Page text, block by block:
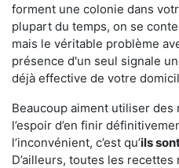
forment une colonie dans
plupart du temps, on se
mais le véritable problème
présence d'un seul signale
déjà effective de votre
Beaucoup aiment utiliser
l’espoir d’en finir
l’inconvénient, c’est qu’ils
D’ailleurs, toutes les